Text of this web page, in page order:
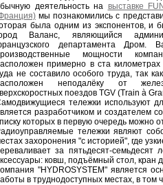
деятельность на выставке
мы познакомились с
была одним из экспонентов, и
Валанс, являющийся
департамента Дром.
мощности
примерно в ста
не составило особого труда, так
неподалёку от
поездов TGV (Train à
тележки используют
разработчиком и создателем
которых в первую очередь можно
тележки являют
захоронения "с историей", где
за пятьдесят-
ковш, подъёмный стол, кран
"HYDROSYSTEM" является
в труднодоступных местах, в